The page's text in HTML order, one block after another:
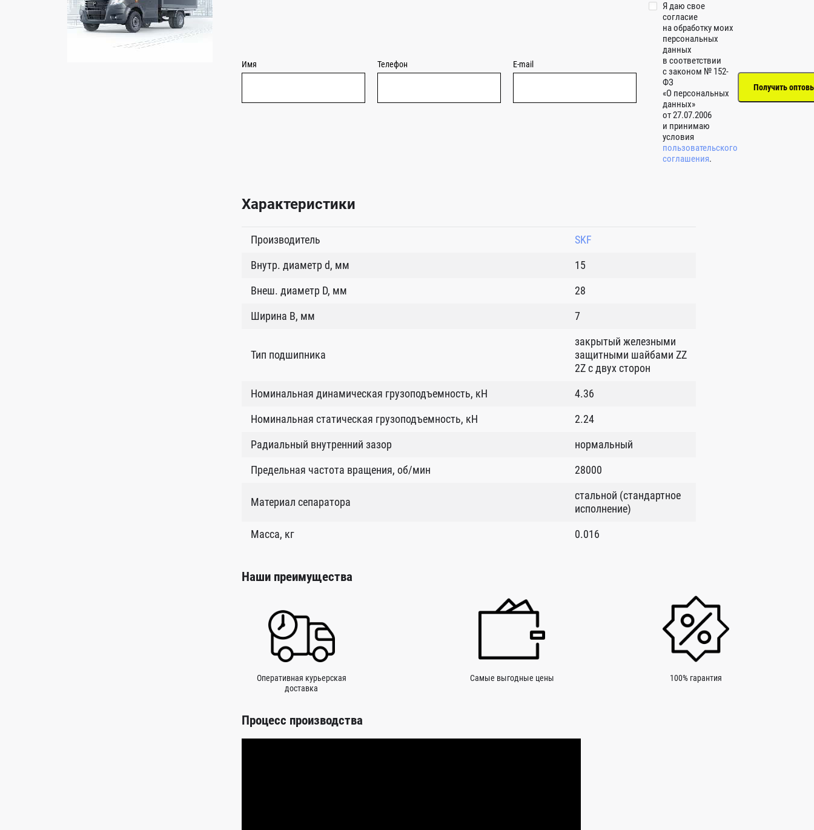
Имя Телефон E-mail
Я даю свое
согласие
на обработку моих
персональных
данных
в соответствии
с законом № 152-
ФЗ
«О персональных
данных»
от 27.07.2006
и принимаю
условия
пользовательского
соглашения.
Характеристики
Производитель
SKF
Внутр. диаметр d, мм
15
Внеш. диаметр D, мм
28
Ширина B, мм
7
Тип подшипника
закрытый железными
защитными шайбами ZZ
2Z c двух сторон
Номинальная динамическая грузоподъемность, кН
4.36
Номинальная статическая грузоподъемность, кН
2.24
Радиальный внутренний зазор
нормальный
Предельная частота вращения, об/мин
28000
Материал сепаратора
стальной (стандартное
исполнение)
Масса, кг
0.016
Наши преимущества
Оперативная курьерская
доставка
Самые выгодные цены 100% гарантия
Процесс производства